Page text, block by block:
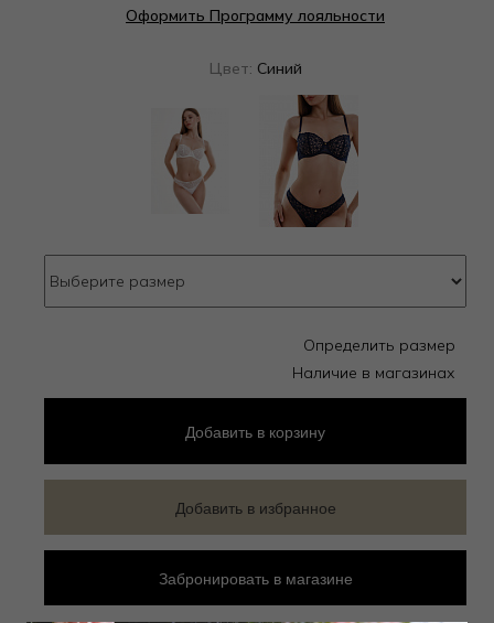
Оформить Программу лояльности
Цвет: Синий
Определить размер
Наличие в магазинах
Добавить в корзину
Добавить в избранное
Забронировать в магазине